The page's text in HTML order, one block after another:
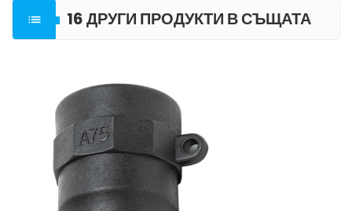

16 ДРУГИ ПРОДУКТИ В СЪЩАТА